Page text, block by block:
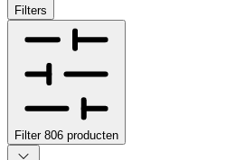
Filters
Filter 806 producten